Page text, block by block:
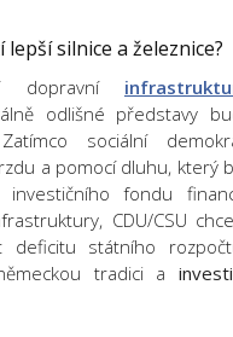
lepší silnice a železnice?
dopravní
odlišné představy
sociální
a pomocí dluhu, který
investičního fondu
CDU/CSU
deficitu státního
tradici a